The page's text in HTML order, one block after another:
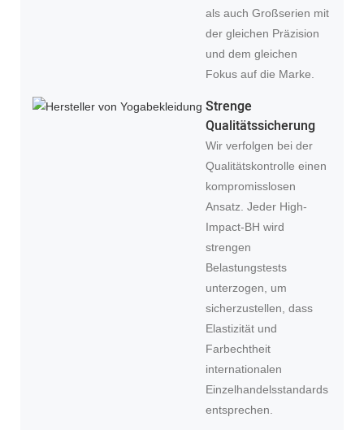
als auch Großserien mit
der gleichen Präzision
und dem gleichen
Fokus auf die Marke.
Strenge
Qualitätssicherung
Wir verfolgen bei der
Qualitätskontrolle einen
kompromisslosen
Ansatz. Jeder High-
Impact-BH wird
strengen
Belastungstests
unterzogen, um
sicherzustellen, dass
Elastizität und
Farbechtheit
internationalen
Einzelhandelsstandards
entsprechen.